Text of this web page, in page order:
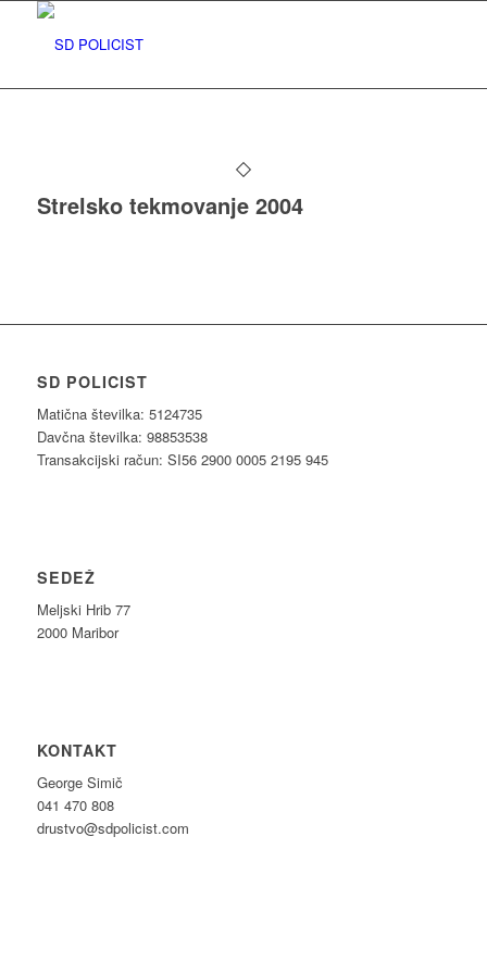
Strelsko tekmovanje 2004
SD POLICIST
Matična številka: 5124735
Davčna številka: 98853538
Transakcijski račun: SI56 2900 0005 2195 945
SEDEŽ
Meljski Hrib 77
2000 Maribor
KONTAKT
George Simič
041 470 808
drustvo@sdpolicist.com